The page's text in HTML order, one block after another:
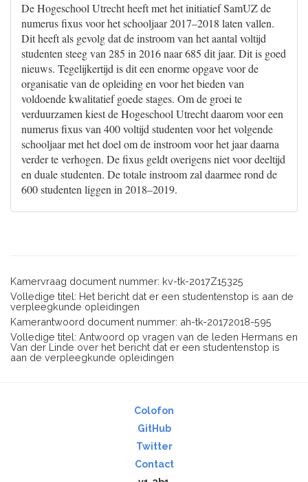
De Hogeschool Utrecht heeft met het initiatief SamUZ de
numerus fixus voor het schooljaar 2017–2018 laten vallen.
Dit heeft als gevolg dat de instroom van het aantal voltijd
studenten steeg van 285 in 2016 naar 685 dit jaar. Dit is goed
nieuws. Tegelijkertijd is dit een enorme opgave voor de
organisatie van de opleiding en voor het bieden van
voldoende kwalitatief goede stages. Om de groei te
verduurzamen kiest de Hogeschool Utrecht daarom voor een
numerus fixus van 400 voltijd studenten voor het volgende
schooljaar met het doel om de instroom voor het jaar daarna
verder te verhogen. De fixus geldt overigens niet voor deeltijd
en duale studenten. De totale instroom zal daarmee rond de
600 studenten liggen in 2018–2019.
Kamervraag document nummer: kv-tk-2017Z15325
Volledige titel: Het bericht dat er een studentenstop is aan de
verpleegkunde opleidingen
Kamerantwoord document nummer: ah-tk-20172018-595
Volledige titel: Antwoord op vragen van de leden Hermans en
Van der Linde over het bericht dat er een studentenstop is
aan de verpleegkunde opleidingen
Colofon
GitHub
Twitter
Contact